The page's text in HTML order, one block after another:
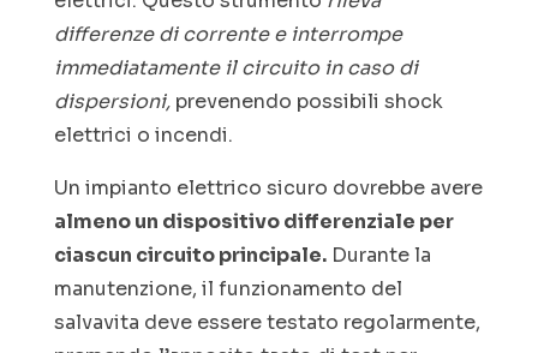
differenze di corrente e interrompe
immediatamente il circuito in caso di
dispersioni,prevenendo possibili shock
elettrici o incendi.
Un impianto elettrico sicuro dovrebbe avere
almeno un dispositivo differenziale per
ciascun circuito principale.Durante la
manutenzione, il funzionamento del
salvavita deve essere testato regolarmente,